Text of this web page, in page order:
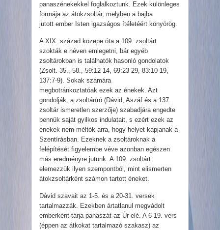
panaszénekekkel foglalkoztunk. Ezek különleges
formája az átokzsoltár, melyben a bajba
jutott ember Isten igazságos ítéletéért könyörög.
A XIX. század közepe óta a 109. zsoltárt
szokták e néven emlegetni, bár egyéb
zsoltárokban is találhatók hasonló gondolatok
(Zsolt. 35., 58., 59:12-14, 69:23-29, 83:10-19,
137:7-9). Sokak számára
megbotránkoztatóak ezek az énekek. Azt
gondolják, a zsoltáríró (Dávid, Aszáf és a 137.
zsoltár ismeretlen szerzője) szabadjára engedte
bennük saját gyilkos indulatait, s ezért ezek az
énekek nem méltók arra, hogy helyet kapjanak a
Szentírásban. Ezeknek a zsoltároknak a
felépítését figyelembe véve azonban egészen
más eredményre jutunk. A 109. zsoltárt
elemezzük ilyen szempontból, mint elismerten
átokzsoltárként számon tartott éneket.
Dávid szavait az 1-5. és a 20-31. versek
tartalmazzák. Ezekben ártatlanul megvádolt
emberként tárja panaszát az Úr elé. A 6-19. vers
(éppen az átkokat tartalmazó szakasz) az